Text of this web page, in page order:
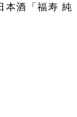
本酒「福寿 純